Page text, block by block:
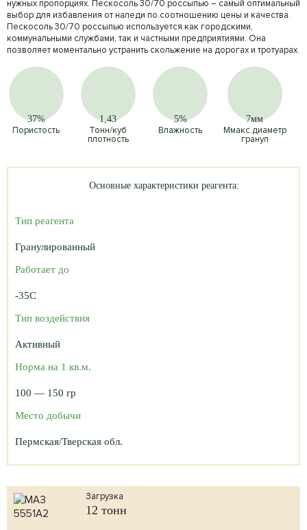
нужных пропорциях. Пескосоль 30/70 россыпью – самый оптимальный
выбор для избавления от наледи по соотношению цены и качества.
Пескосоль 30/70 россыпью используется как городскими,
коммунальными службами, так и частными предприятиями. Она
позволяет моментально устранить скольжение на дорогах и тротуарах.
37%
Пористость
1,43
Тонн/куб
плотность
5%
Влажность
7мм
Ммакс.диаметр
гранул
Основные характеристики реагента:
Тип реагента
Гранулированный
Работает до
-35C
Тип воздействия
Активный
Норма на 1 кв.м.
100 — 150 гр
Место добычи
Пермская/Тверская обл.
Загрузка
12 тонн